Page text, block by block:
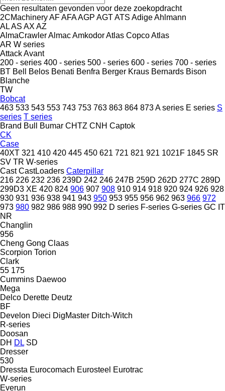
Geen resultaten gevonden voor deze zoekopdracht
2CMachineryAFAFAAGP AGTATS AdigeAhlmann
ALAS AX AZ
AlmaCrawlerAlmacAmkodorAtlas CopcoAtlas
AR W series
AttackAvant
200 - series 400 - series 500 - series 600 - series 700 - series
BT Bell Belos Benati Benfra Berger Kraus Bernards Bison
Blanche
TW
Bobcat
463 533 543 553 743 753 763 863 864 873A series E series S
series T series
Brand Bull Bumar CHTZ CNH Captok
CK
Case
40XT 321 410 420 445 450 621 721 821 921 1021F 1845 SR
SV TR W-series
Cast CastLoaders Caterpillar
216 226 232 236 239D 242 246 247B 259D 262D 277C 289D
299D3 XE 420 824 906 907 908 910 914 918 920 924 926 928
930 931 936 938 941 943 950 953 955 956 962 963 966 972
973 980 982 986 988 990 992 D series F-series G-series GC IT
NR
Changlin
956
Cheng Gong Claas
Scorpion Torion
Clark
55 175
Cummins Daewoo
Mega
Delco Derette Deutz
BF
Develon Dieci DigMaster Ditch-Witch
R-series
Doosan
DH DL SD
Dresser
530
Dressta Eurocomach Eurosteel Eurotrac
W-series
Everun